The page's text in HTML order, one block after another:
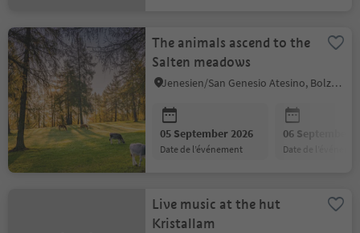
The animals ascend to the
Salten meadows
Jenesien/San Genesio Atesino, Bolzano/Bozen and environs
05 September 2026
date de l’événement
06 September
date de
Live music at the hut
Kristallam